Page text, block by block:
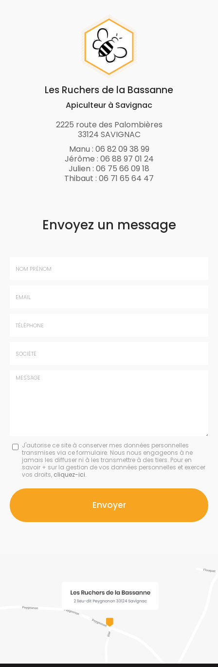
Les Ruchers de la Bassanne
Apiculteur à Savignac
2225 route des Palombières
33124 SAVIGNAC
Manu : 06 82 09 38 99
Jérôme : 06 88 97 01 24
Julien : 06 75 66 09 18
Thibaut : 06 71 65 64 47
Envoyez un message
Message
J'autorise ce site à conserver mes données personnelles
transmises via ce formulaire. Nous nous engageons à ne
jamais les diffuser ni à les transmettre à des tiers. Pour en
savoir + sur la gestion de vos données personnelles et exercer
vos droits, cliquez-ici.
Acceptation
RGPD
*
Envoyer